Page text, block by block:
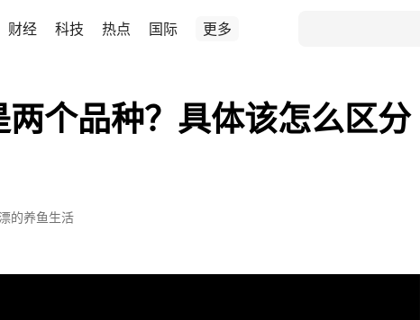
财经 科技 热点 国际 更多
个品种？具体该怎么区分
的养鱼生活